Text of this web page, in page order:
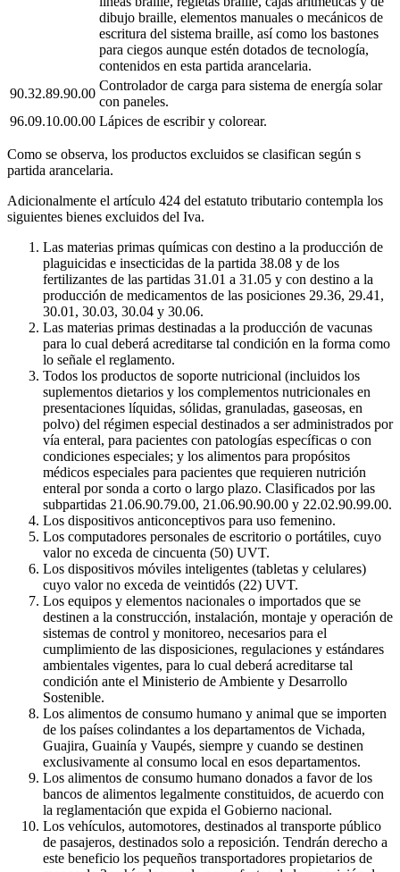
dibujo braille, elementos manuales o mecánicos de
escritura del sistema braille, así como los bastones
para ciegos aunque estén dotados de tecnología,
contenidos en esta partida arancelaria.
90.32.89.90.00
Controlador de carga para sistema de energía solar
con paneles.
96.09.10.00.00 Lápices de escribir y colorear.
Como se observa, los productos excluidos se clasifican según s
partida arancelaria.
Adicionalmente el artículo 424 del estatuto tributario contempla los
siguientes bienes excluidos del Iva.
Las materias primas químicas con destino a la producción de
plaguicidas e insecticidas de la partida 38.08 y de los
fertilizantes de las partidas 31.01 a 31.05 y con destino a la
producción de medicamentos de las posiciones 29.36, 29.41,
30.01, 30.03, 30.04 y 30.06.
Las materias primas destinadas a la producción de vacunas
para lo cual deberá acreditarse tal condición en la forma como
lo señale el reglamento.
Todos los productos de soporte nutricional (incluidos los
suplementos dietarios y los complementos nutricionales en
presentaciones líquidas, sólidas, granuladas, gaseosas, en
polvo) del régimen especial destinados a ser administrados por
vía enteral, para pacientes con patologías específicas o con
condiciones especiales; y los alimentos para propósitos
médicos especiales para pacientes que requieren nutrición
enteral por sonda a corto o largo plazo. Clasificados por las
subpartidas 21.06.90.79.00, 21.06.90.90.00 y 22.02.90.99.00.
Los dispositivos anticonceptivos para uso femenino.
Los computadores personales de escritorio o portátiles, cuyo
valor no exceda de cincuenta (50) UVT.
Los dispositivos móviles inteligentes (tabletas y celulares)
cuyo valor no exceda de veintidós (22) UVT.
Los equipos y elementos nacionales o importados que se
destinen a la construcción, instalación, montaje y operación de
sistemas de control y monitoreo, necesarios para el
cumplimiento de las disposiciones, regulaciones y estándares
ambientales vigentes, para lo cual deberá acreditarse tal
condición ante el Ministerio de Ambiente y Desarrollo
Sostenible.
Los alimentos de consumo humano y animal que se importen
de los países colindantes a los departamentos de Vichada,
Guajira, Guainía y Vaupés, siempre y cuando se destinen
exclusivamente al consumo local en esos departamentos.
Los alimentos de consumo humano donados a favor de los
bancos de alimentos legalmente constituidos, de acuerdo con
la reglamentación que expida el Gobierno nacional.
Los vehículos, automotores, destinados al transporte público
de pasajeros, destinados solo a reposición. Tendrán derecho a
este beneficio los pequeños transportadores propietarios de